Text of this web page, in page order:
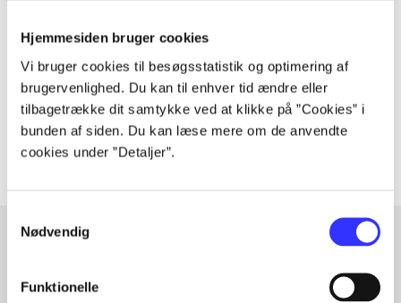
Hjemmesiden bruger cookies
Vi bruger cookies til besøgsstatistik og optimering af
brugervenlighed. Du kan til enhver tid ændre eller
tilbagetrække dit samtykke ved at klikke på ”Cookies” i
bunden af siden. Du kan læse mere om de anvendte
cookies under ”Detaljer”.
Nødvendig
Funktionelle
lorem ipsum dolor sit amet ...
Tidsskrift
Artiklerne i handler ofte om
Artikler med samme emner